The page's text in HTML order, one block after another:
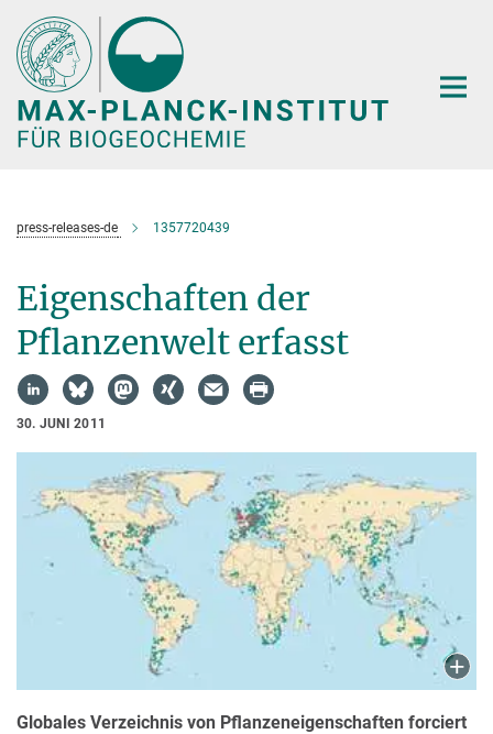
Hauptinhalt
press-releases-de 1357720439
Eigenschaften der
Pflanzenwelt erfasst
30. JUNI 2011
Globales Verzeichnis von Pflanzeneigenschaften forciert